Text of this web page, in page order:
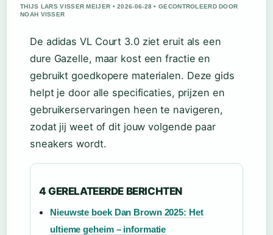
THIJS LARS VISSER MEIJER • 2026-06-28 • GECONTROLEERD DOOR
NOAH VISSER
De adidas VL Court 3.0 ziet eruit als een
dure Gazelle, maar kost een fractie en
gebruikt goedkopere materialen. Deze gids
helpt je door alle specificaties, prijzen en
gebruikerservaringen heen te navigeren,
zodat jij weet of dit jouw volgende paar
sneakers wordt.
4 GERELATEERDE BERICHTEN
Nieuwste boek Dan Brown 2025: Het
ultieme geheim – informatie